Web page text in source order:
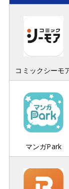
コミックシーモ
マンガPark